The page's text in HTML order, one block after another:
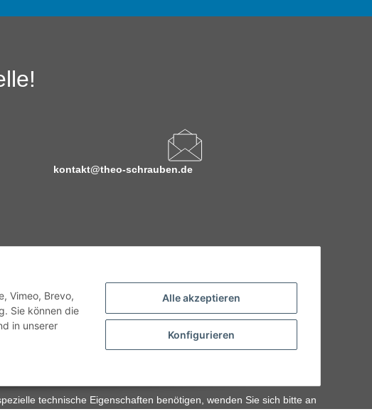
Alle akzeptieren
Konfigurieren
Vimeo, Brevo,
Sie können die
in unserer
kontakt@theo-schrauben.de
technische Eigenschaften benötigen, wenden Sie sich bitte an